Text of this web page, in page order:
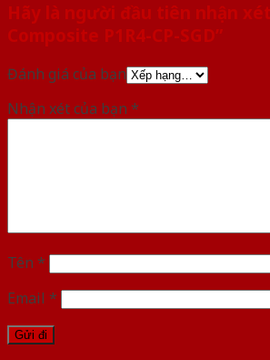
Hãy là người đầu tiên nhận
Composite P1R4-CP-SGD”
Đánh giá của bạn
Nhận xét của bạn *
Tên *
Email *